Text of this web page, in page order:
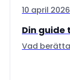
10 april 2026
Din guide
Vad